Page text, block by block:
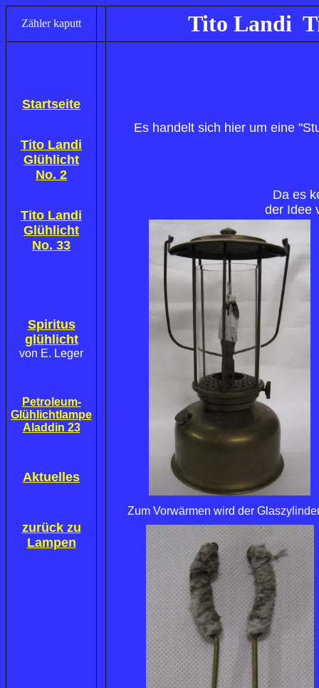
Zähler kaputt Tito Landi
Startseite
Tito Landi
Glühlicht
No. 2
Tito Landi
Glühlicht
No. 33
Spiritus
glühlicht
von E. Leger
Petroleum-
Glühlichtlampe
Aladdin 23
Aktuelles
zurück zu
Lampen
Es handelt sich hier um eine
Da es
der Idee
Zum Vorwärmen wird der